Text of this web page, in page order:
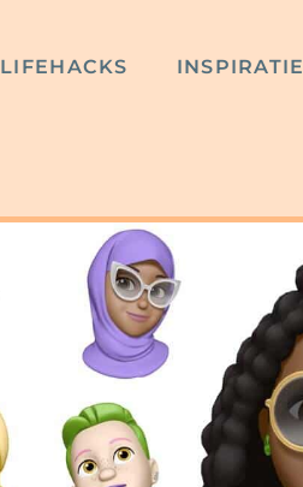
LIFEHACKS INSPIRATIE